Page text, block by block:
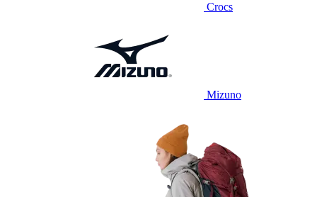
Crocs
Mizuno